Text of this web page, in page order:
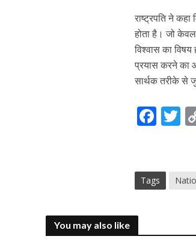
राष्ट्रपति ने
होता है। जो
विश्वास का
प्रयास करने का
सार्थक तरीके से
F
b
o
k
T
Tags
You may also like